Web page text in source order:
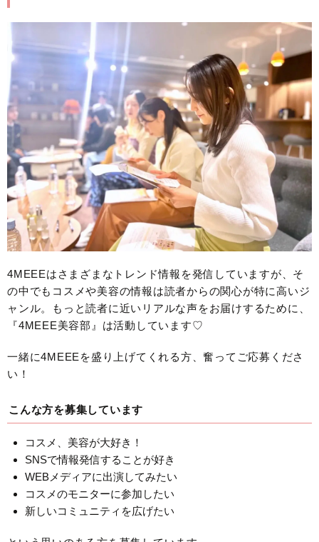
4MEEEはさまざまなトレンド情報を発信していますが、そ
の中でもコスメや美容の情報は読者からの関心が特に高いジ
ャンル。もっと読者に近いリアルな声をお届けするために、
『4MEEE美容部』は活動しています♡
一緒に4MEEEを盛り上げてくれる方、奮ってご応募くださ
い！
こんな方を募集しています
コスメ、美容が大好き！
SNSで情報発信することが好き
WEBメディアに出演してみたい
コスメのモニターに参加したい
新しいコミュニティを広げたい